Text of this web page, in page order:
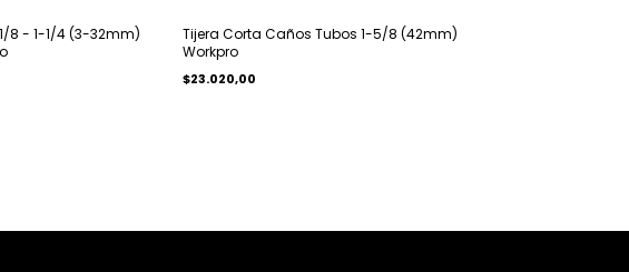
8 - 1-1/4 (3-32mm)
Tijera Corta Caños Tubos 1-5/8 (42mm)
Workpro
$23.020,00